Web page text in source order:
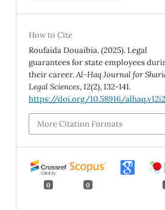
How to Cite
Roufaida Douaibia. (2025). Legal
guarantees for state employees
their career.Al-Haq Journal for
Legal Sciences,12(2), 132-141.
https://doi.org/10.58916/
More Citation Formats
0 0